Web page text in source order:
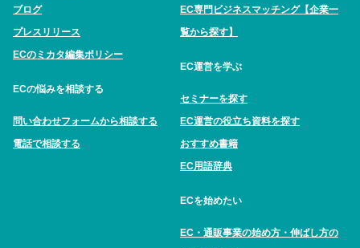
ブログ
プレスリリース
ECのミカタ編集ポリシー
ECの悩みを相談する
問い合わせフォームから相談する
電話で相談する
EC専門ビジネスマッチング【企業一
覧から探す】
EC運営を学ぶ
セミナーを探す
EC運営の役立ち資料を探す
おすすめ書籍
EC用語辞典
ECを始めたい
EC・通販事業の始め方・伸ばし方の